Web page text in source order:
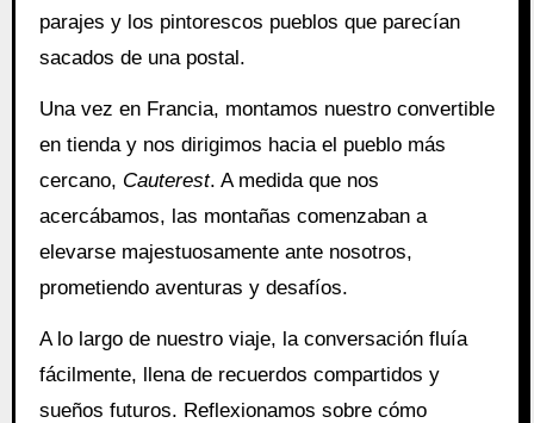
parajes y los pintorescos pueblos que parecían
sacados de una postal.
Una vez en Francia, montamos nuestro convertible
en tienda y nos dirigimos hacia el pueblo más
cercano, Cauterest. A medida que nos
acercábamos, las montañas comenzaban a
elevarse majestuosamente ante nosotros,
prometiendo aventuras y desafíos.
A lo largo de nuestro viaje, la conversación fluía
fácilmente, llena de recuerdos compartidos y
sueños futuros. Reflexionamos sobre cómo